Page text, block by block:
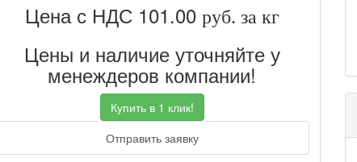
Цена с НДС 101.00 руб. за кг
Цены и наличие уточняйте у
менеждеров компании!
Купить в 1 клик!
Отправить заявку